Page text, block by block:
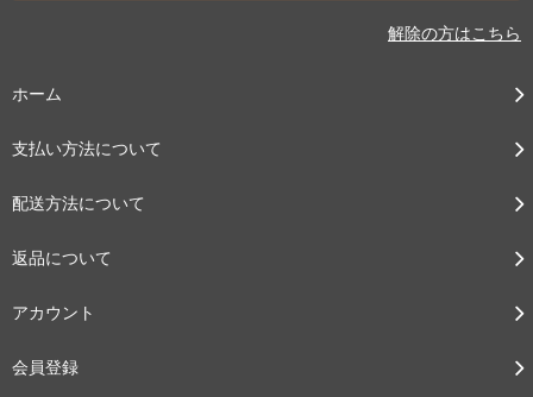
解除の方はこちら
ホーム
支払い方法について
配送方法について
返品について
アカウント
会員登録